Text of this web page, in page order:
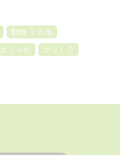
動物 その他
おしゃれ
びっくり